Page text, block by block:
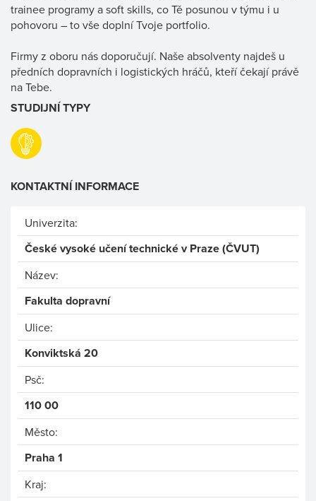
trainee programy a soft skills, co Tě posunou v týmu i u
pohovoru – to vše doplní Tvoje portfolio.
Firmy z oboru nás doporučují. Naše absolventy najdeš u
předních dopravních i logistických hráčů, kteří čekají právě
na Tebe.
STUDIJNÍ TYPY
KONTAKTNÍ INFORMACE
Univerzita:
České vysoké učení technické v Praze (ČVUT)
Název:
Fakulta dopravní
Ulice:
Konviktská 20
Psč:
110 00
Město:
Praha 1
Kraj: